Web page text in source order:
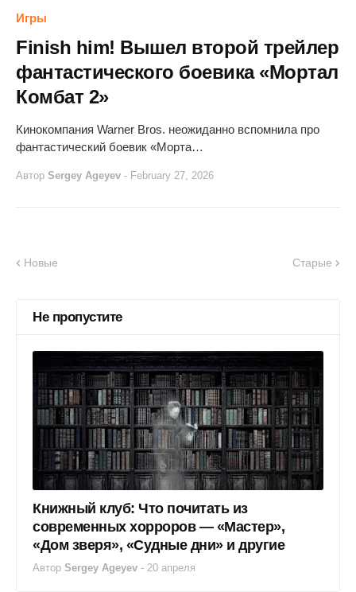
Игры
Finish him! Вышел второй трейлер
фантастического боевика «Мортал
Комбат 2»
Кинокомпания Warner Bros. неожиданно вспомнила про
фантастический боевик «Морта…
Автор Sergey Ageyev - February 27, 2026
Новые Старые
Не пропустите
Книжный клуб: Что почитать из
современных хорроров — «Мастер»,
«Дом зверя», «Судные дни» и другие
Автор Sergey Ageyev - 20 апреля